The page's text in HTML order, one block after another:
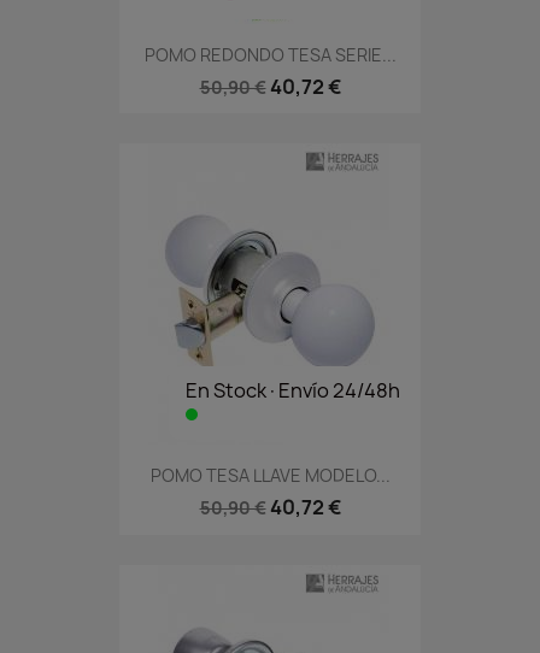
POMO REDONDO TESA SERIE...
50,90 € 40,72 €
En Stock·Envío 24/48h
POMO TESA LLAVE MODELO...
50,90 € 40,72 €